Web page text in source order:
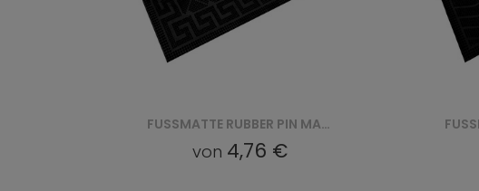
FUSSMATTE RUBBER PIN MAT (VI 2216)
von 4,76 €